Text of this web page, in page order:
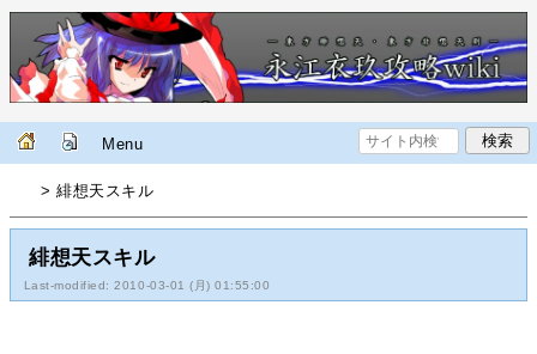
Menu
> 緋想天スキル
緋想天スキル
Last-modified: 2010-03-01 (月) 01:55:00